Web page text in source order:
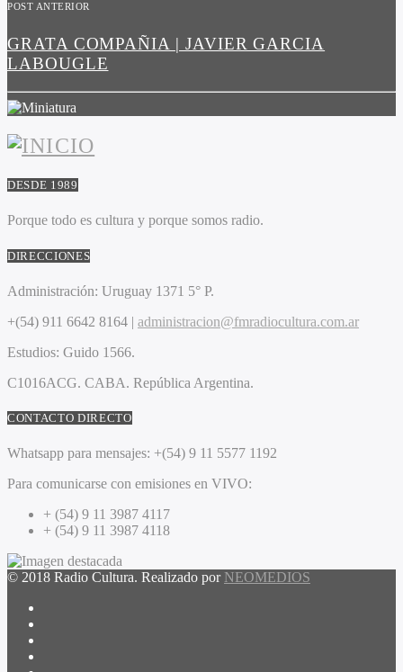
POST ANTERIOR
GRATA COMPAÑIA | JAVIER GARCIA
LABOUGLE
DESDE 1989
Porque todo es cultura y porque somos radio.
DIRECCIONES
Administración: Uruguay 1371 5° P.
+(54) 911 6642 8164 | administracion@fmradiocultura.com.ar
Estudios: Guido 1566.
C1016ACG. CABA. República Argentina.
CONTACTO DIRECTO
Whatsapp para mensajes: +(54) 9 11 5577 1192
Para comunicarse con emisiones en VIVO:
+ (54) 9 11 3987 4117
+ (54) 9 11 3987 4118
© 2018 Radio Cultura. Realizado por NEOMEDIOS